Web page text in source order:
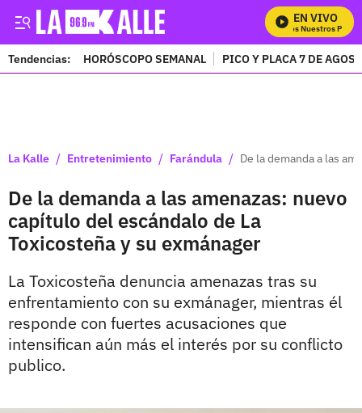
EN VIVO
Mira Todos Nuestros
Tendencias: HORÓSCOPO SEMANAL PICO Y PLACA 7 DE
La Kalle / Entretenimiento / Farándula / De la demanda a las
De la demanda a las amenazas: nuevo
capítulo del escándalo de La
Toxicosteña y su exmánager
La Toxicosteña denuncia amenazas tras su
enfrentamiento con su exmánager, mientras él
responde con fuertes acusaciones que
intensifican aún más el interés por su conflicto
publico.